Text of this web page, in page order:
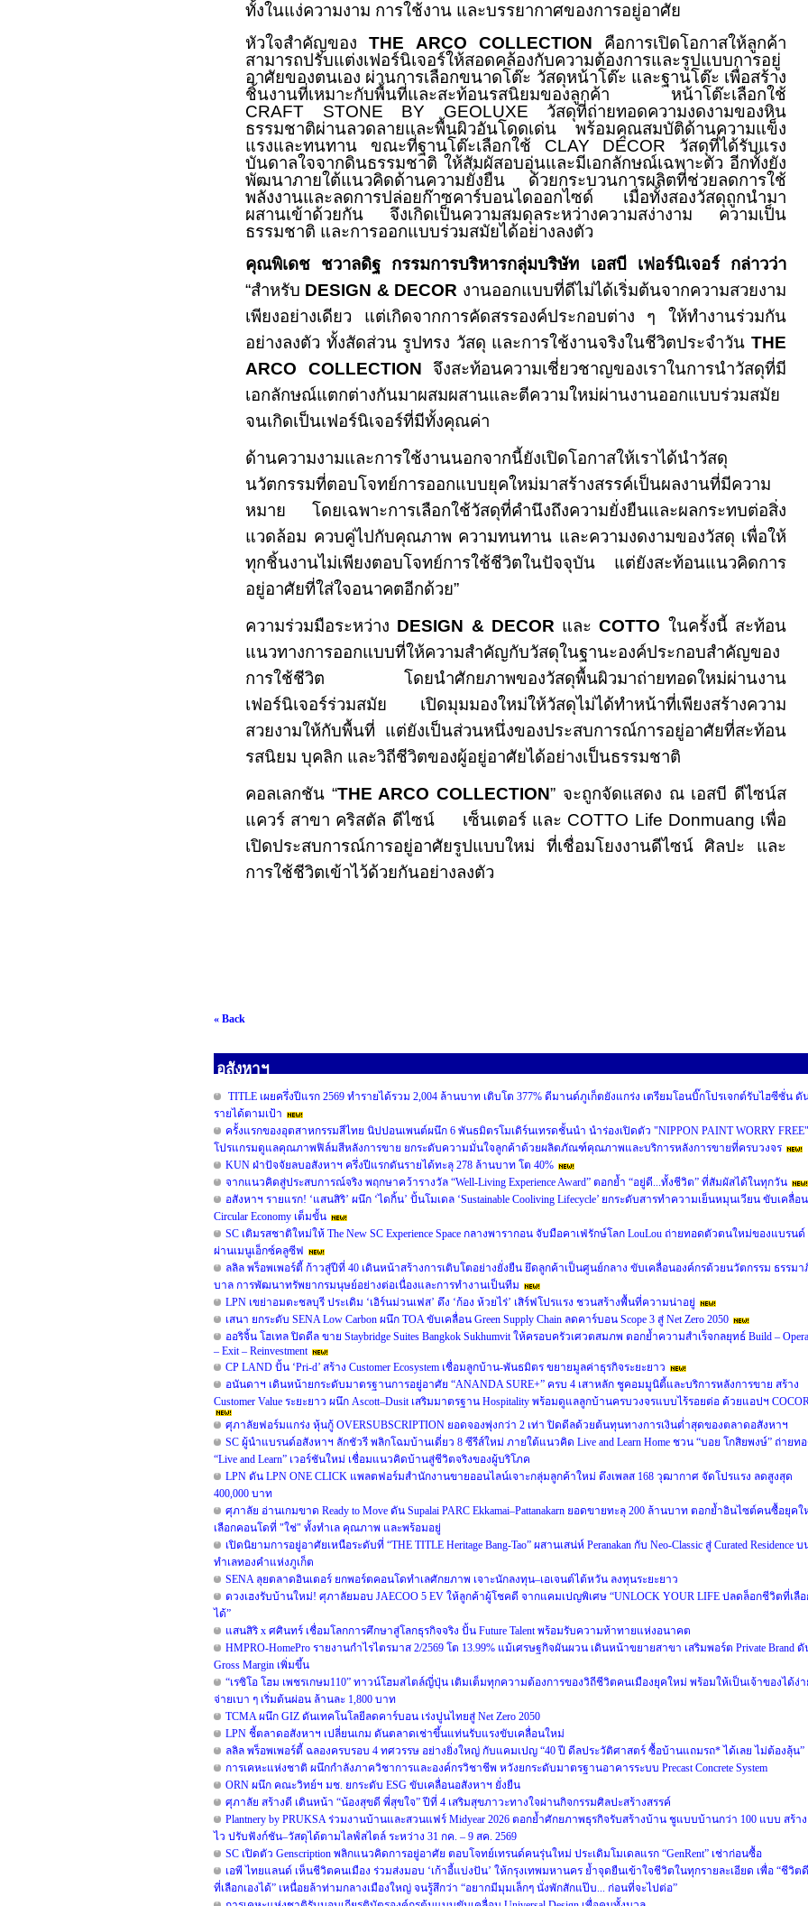
ทั้งในแง่ความงาม การใช้งาน และบรรยากาศของการอยู่อาศัย
หัวใจสำคัญของTHE ARCO COLLECTION
คือการเปิดโอกาสให้ลูกค้า
สามารถปรับแต่งเฟอร์นิเจอร์ให้สอดคล้องกับความต้องการและรูปแบบการอยู่
อาศัยของตนเอง ผ่านการเลือกขนาดโต๊ะ วัสดุหน้าโต๊ะ และฐานโต๊ะ เพื่อสร้าง
ชิ้นงานที่เหมาะกับพื้นที่และสะท้อนรสนิยมของลูกค้า หน้าโต๊ะเลือกใช้
CRAFT STONE BY GEOLUXE วัสดุที่ถ่ายทอดความงดงามของหิน
ธรรมชาติผ่านลวดลายและพื้นผิวอันโดดเด่น พร้อมคุณสมบัติด้านความแข็ง
แรงและทนทาน ขณะที่ฐานโต๊ะเลือกใช้ CLAY DÉCOR วัสดุที่ได้รับแรง
บันดาลใจจากดินธรรมชาติ ให้สัมผัสอบอุ่นและมีเอกลักษณ์เฉพาะตัว อีกทั้งยัง
พัฒนาภายใต้แนวคิดด้านความยั่งยืน ด้วยกระบวนการผลิตที่ช่วยลดการใช้
พลังงานและลดการปล่อยก๊าซคาร์บอนไดออกไซด์ เมื่อทั้งสองวัสดุถูกนำมา
ผสานเข้าด้วยกัน จึงเกิดเป็นความสมดุลระหว่างความสง่างาม ความเป็น
ธรรมชาติ และการออกแบบร่วมสมัยได้อย่างลงตัว
คุณพิเดช ชวาลดิฐ กรรมการบริหารกลุ่มบริษัท เอสบี เฟอร์นิเจอร์ กล่าวว่า
“สำหรับ DESIGN & DECOR งานออกแบบที่ดีไม่ได้เริ่มต้นจากความสวยงาม
เพียงอย่างเดียว แต่เกิดจากการคัดสรรองค์ประกอบต่าง ๆ ให้ทำงานร่วมกัน
อย่างลงตัว ทั้งสัดส่วน รูปทรง วัสดุ และการใช้งานจริงในชีวิตประจำวัน THE
ARCO COLLECTION
จึงสะท้อนความเชี่ยวชาญของเราในการนำวัสดุที่มี
เอกลักษณ์แตกต่างกันมาผสมผสานและตีความใหม่ผ่านงานออกแบบร่วมสมัย
จนเกิดเป็นเฟอร์นิเจอร์ที่มีทั้งคุณค่า
ด้านความงามและการใช้งานนอกจากนี้ยังเปิดโอกาสให้เราได้นำวัสดุ
นวัตกรรมที่ตอบโจทย์การออกแบบยุคใหม่มาสร้างสรรค์เป็นผลงานที่มีความ
หมาย โดยเฉพาะการเลือกใช้วัสดุที่คำนึงถึงความยั่งยืนและผลกระทบต่อสิ่ง
แวดล้อม ควบคู่ไปกับคุณภาพ ความทนทาน และความงดงามของวัสดุ เพื่อให้
ทุกชิ้นงานไม่เพียงตอบโจทย์การใช้ชีวิตในปัจจุบัน แต่ยังสะท้อนแนวคิดการ
อยู่อาศัยที่ใส่ใจอนาคตอีกด้วย”
ความร่วมมือระหว่าง DESIGN & DECOR และCOTTO ในครั้งนี้ สะท้อน
แนวทางการออกแบบที่ให้ความสำคัญกับวัสดุในฐานะองค์ประกอบสำคัญของ
การใช้ชีวิต โดยนำศักยภาพของวัสดุพื้นผิวมาถ่ายทอดใหม่ผ่านงาน
เฟอร์นิเจอร์ร่วมสมัย เปิดมุมมองใหม่ให้วัสดุไม่ได้ทำหน้าที่เพียงสร้างความ
สวยงามให้กับพื้นที่ แต่ยังเป็นส่วนหนึ่งของประสบการณ์การอยู่อาศัยที่สะท้อน
รสนิยม บุคลิก และวิถีชีวิตของผู้อยู่อาศัยได้อย่างเป็นธรรมชาติ
คอลเลกชัน “THE ARCO COLLECTION” จะถูกจัดแสดง ณ เอสบี ดีไซน์ส
แควร์ สาขา คริสตัล ดีไซน์ เซ็นเตอร์ และ COTTO Life Donmuang เพื่อ
เปิดประสบการณ์การอยู่อาศัยรูปแบบใหม่ ที่เชื่อมโยงงานดีไซน์ ศิลปะ และ
การใช้ชีวิตเข้าไว้ด้วยกันอย่างลงตัว
« Back
อสังหาฯ
TITLE เผยครึ่งปีแรก 2569 ทำรายได้รวม 2,004 ล้านบาท เติบโต 377% ดีมานด์ภูเก็ตยังแกร่ง เตรียมโอนบิ๊กโปรเจกต์รับไฮซีซั่น ดั
รายได้ตามเป้า
ครั้งแรกของอุตสาหกรรมสีไทย นิปปอนเพนต์ผนึก 6 พันธมิตรโมเดิร์นเทรดชั้นนำ นำร่องเปิดตัว "NIPPON PAINT WORRY FREE"
โปรแกรมดูแลคุณภาพฟิล์มสีหลังการขาย ยกระดับความมั่นใจลูกค้าด้วยผลิตภัณฑ์คุณภาพและบริการหลังการขายที่ครบวงจร
KUN ฝ่าปัจจัยลบอสังหาฯ ครึ่งปีแรกดันรายได้ทะลุ 278 ล้านบาท โต 40%
จากแนวคิดสู่ประสบการณ์จริง พฤกษาคว้ารางวัล “Well-Living Experience Award” ตอกย้ำ “อยู่ดี...ทั้งชีวิต” ที่สัมผัสได้ในทุกวัน
อสังหาฯ รายแรก! ‘แสนสิริ’ ผนึก ‘ไดกิ้น’ ปั้นโมเดล ‘Sustainable Cooliving Lifecycle’ ยกระดับสารทำความเย็นหมุนเวียน ขับเคลื่อน
Circular Economy เต็มขั้น
SC เติมรสชาติใหม่ให้ The New SC Experience Space กลางพารากอน จับมือคาเฟ่รักษ์โลก LouLou ถ่ายทอดตัวตนใหม่ของแบรนด์
ผ่านเมนูเอ็กซ์คลูซีฟ
ลลิล พร็อพเพอร์ตี้ ก้าวสู่ปีที่ 40 เดินหน้าสร้างการเติบโตอย่างยั่งยืน ยึดลูกค้าเป็นศูนย์กลาง ขับเคลื่อนองค์กรด้วยนวัตกรรม ธรรมา
บาล การพัฒนาทรัพยากรมนุษย์อย่างต่อเนื่องและการทำงานเป็นทีม
LPN เขย่าอมตะชลบุรี ประเดิม ‘เอิร์นม่วนเฟส’ ดึง ‘ก้อง ห้วยไร่’ เสิร์ฟโปรแรง ชวนสร้างพื้นที่ความน่าอยู่
เสนา ยกระดับ SENA Low Carbon ผนึก TOA ขับเคลื่อน Green Supply Chain ลดคาร์บอน Scope 3 สู่ Net Zero 2050
ออริจิ้น โฮเทล ปิดดีล ขาย Staybridge Suites Bangkok Sukhumvit ให้ครอบครัวเศวตสมภพ ตอกย้ำความสำเร็จกลยุทธ์ Build –
– Exit – Reinvestment
CP LAND ปั้น ‘Pri-d’ สร้าง Customer Ecosystem เชื่อมลูกบ้าน-พันธมิตร ขยายมูลค่าธุรกิจระยะยาว
อนันดาฯ เดินหน้ายกระดับมาตรฐานการอยู่อาศัย “ANANDA SURE+” ครบ 4 เสาหลัก ชูคอมมูนิตี้และบริการหลังการขาย สร้าง
Customer Value ระยะยาว ผนึก Ascott–Dusit เสริมมาตรฐาน Hospitality พร้อมดูแลลูกบ้านครบวงจรแบบไร้รอยต่อ ด้วยแอปฯ
ศุภาลัยฟอร์มแกร่ง หุ้นกู้ OVERSUBSCRIPTION ยอดจองพุ่งกว่า 2 เท่า ปิดดีลด้วยต้นทุนทางการเงินต่ำสุดของตลาดอสังหาฯ
SC ผู้นำแบรนด์อสังหาฯ ลักชัวรี พลิกโฉมบ้านเดี่ยว 8 ซีรีส์ใหม่ ภายใต้แนวคิด Live and Learn Home ชวน “บอย โกสิยพงษ์” ถ่ายท
“Live and Learn” เวอร์ชันใหม่ เชื่อมแนวคิดบ้านสู่ชีวิตจริงของผู้บริโภค
LPN ดัน LPN ONE CLICK แพลตฟอร์มสำนักงานขายออนไลน์เจาะกลุ่มลูกค้าใหม่ ดึงเพลส 168 วุฒากาศ จัดโปรแรง ลดสูงสุด
400,000 บาท
ศุภาลัย อ่านเกมขาด Ready to Move ดัน Supalai PARC Ekkamai–Pattanakarn ยอดขายทะลุ 200 ล้านบาท ตอกย้ำอินไซต์คนซื้อยุคใ
เลือกคอนโดที่ "ใช่" ทั้งทำเล คุณภาพ และพร้อมอยู่
เปิดนิยามการอยู่อาศัยเหนือระดับที่ “THE TITLE Heritage Bang-Tao” ผสานเสน่ห์ Peranakan กับ Neo-Classic สู่ Curated Residence บ
ทำเลทองคำแห่งภูเก็ต
SENA ลุยตลาดอินเตอร์ ยกพอร์ตคอนโดทำเลศักยภาพ เจาะนักลงทุน–เอเจนต์ไต้หวัน ลงทุนระยะยาว
ดวงเฮงรับบ้านใหม่! ศุภาลัยมอบ JAECOO 5 EV ให้ลูกค้าผู้โชคดี จากแคมเปญพิเศษ “UNLOCK YOUR LIFE ปลดล็อกชีวิตที่เลื
ได้”
แสนสิริ x ศศินทร์ เชื่อมโลกการศึกษาสู่โลกธุรกิจจริง ปั้น Future Talent พร้อมรับความท้าทายแห่งอนาคต
HMPRO-HomePro รายงานกำไรไตรมาส 2/2569 โต 13.99% แม้เศรษฐกิจผันผวน เดินหน้าขยายสาขา เสริมพอร์ต Private Brand ดั
Gross Margin เพิ่มขึ้น
“เรซิโอ โฮม เพชรเกษม110” ทาวน์โฮมสไตล์ญี่ปุ่น เติมเต็มทุกความต้องการของวิถีชีวิตคนเมืองยุคใหม่ พร้อมให้เป็นเจ้าของได้ง่
จ่ายเบา ๆ เริ่มต้นผ่อน ล้านละ 1,800 บาท
TCMA ผนึก GIZ ดันเทคโนโลยีลดคาร์บอน เร่งปูนไทยสู่ Net Zero 2050
LPN ชี้ตลาดอสังหาฯ เปลี่ยนเกม ดันตลาดเช่าขึ้นแท่นรับแรงขับเคลื่อนใหม่
ลลิล พร็อพเพอร์ตี้ ฉลองครบรอบ 4 ทศวรรษ อย่างยิ่งใหญ่ กับแคมเปญ “40 ปี ดีลประวัติศาสตร์ ซื้อบ้านแถมรถ* ได้เลย ไม่ต้องลุ้น”
การเคหะแห่งชาติ ผนึกกำลังภาควิชาการและองค์กรวิชาชีพ หวังยกระดับมาตรฐานอาคารระบบ Precast Concrete System
ORN ผนึก คณะวิทย์ฯ มช. ยกระดับ ESG ขับเคลื่อนอสังหาฯ ยั่งยืน
ศุภาลัย สร้างดี เดินหน้า “น้องสุขดี พี่สุขใจ” ปีที่ 4 เสริมสุขภาวะทางใจผ่านกิจกรรมศิลปะสร้างสรรค์
Plantnery by PRUKSA ร่วมงานบ้านและสวนแฟร์ Midyear 2026 ตอกย้ำศักยภาพธุรกิจรับสร้างบ้าน ชูแบบบ้านกว่า 100 แบบ สร้าง
ไว ปรับฟังก์ชัน–วัสดุได้ตามไลฟ์สไตล์ ระหว่าง 31 กค. – 9 สค. 2569
SC เปิดตัว Genscription พลิกแนวคิดการอยู่อาศัย ตอบโจทย์เทรนด์คนรุ่นใหม่ ประเดิมโมเดลแรก “GenRent” เช่าก่อนซื้อ
เอพี ไทยแลนด์ เห็นชีวิตคนเมือง ร่วมส่งมอบ ‘เก้าอี้แบ่งปัน’ ให้กรุงเทพมหานคร ย้ำจุดยืนเข้าใจชีวิตในทุกรายละเอียด เพื่อ “ชีวิต
ที่เลือกเองได้” เหนื่อยล้าท่ามกลางเมืองใหญ่ จนรู้สึกว่า “อยากมีมุมเล็กๆ นั่งพักสักแป๊บ... ก่อนที่จะไปต่อ”